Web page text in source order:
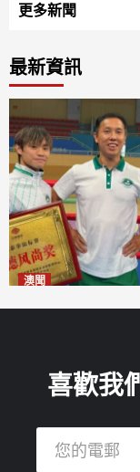
更多新聞
最新資訊
澳聞
喜歡我